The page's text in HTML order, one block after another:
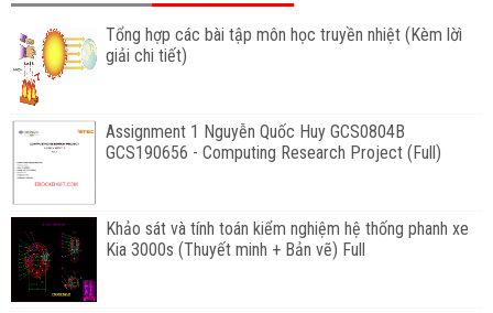
Tổng hợp các bài tập môn học truyền nhiệt (Kèm lờì
giải chi tiết)
Assignment 1 Nguyễn Quốc Huy GCS0804B
GCS190656 - Computing Research Project (Full)
Khảo sát và tính toán kiểm nghiệm hệ thống phanh xe
Kia 3000s (Thuyết minh + Bản vẽ) Full